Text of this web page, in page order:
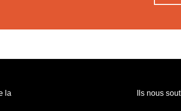
la Ils nous